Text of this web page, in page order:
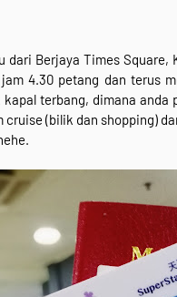
dari Berjaya Times
4.30 petang dan terus
terbang, dimana
cruise (bilik dan shopping)